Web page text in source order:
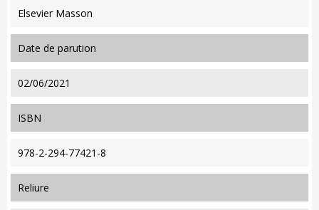
Elsevier Masson
date de parution
02/06/2021
ISBN
978-2-294-77421-8
reliure